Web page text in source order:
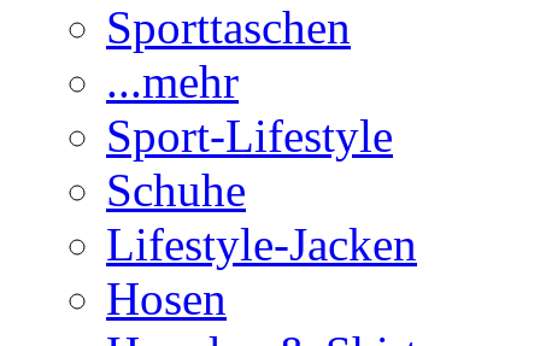
Sporttaschen
...mehr
Sport-Lifestyle
Schuhe
Lifestyle-Jacken
Hosen